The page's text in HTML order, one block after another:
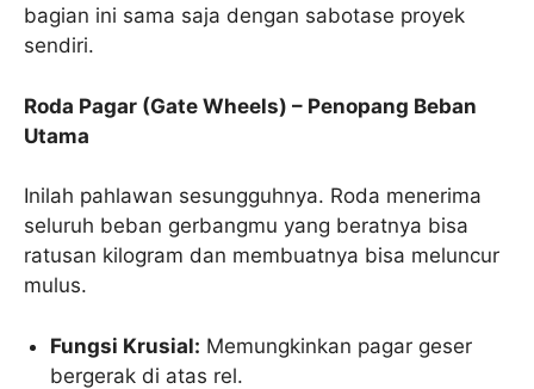
bagian ini sama saja dengan sabotase proyek
sendiri.
Roda Pagar (Gate Wheels) – Penopang Beban
Utama
Inilah pahlawan sesungguhnya. Roda menerima
seluruh beban gerbangmu yang beratnya bisa
ratusan kilogram dan membuatnya bisa meluncur
mulus.
Fungsi Krusial: Memungkinkan pagar geser
bergerak di atas rel.